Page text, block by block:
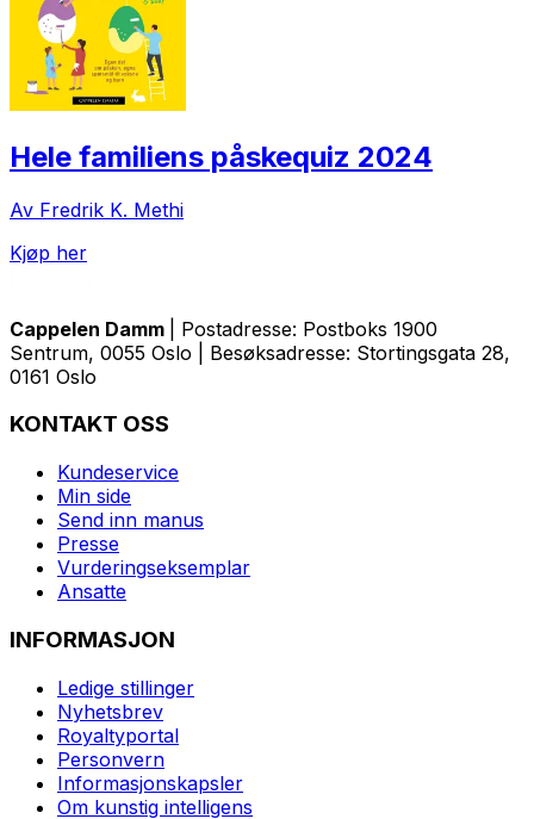
Hele familiens påskequiz 2024
Av Fredrik K. Methi
Kjøp her
Cappelen Damm
| Postadresse: Postboks 1900
Sentrum, 0055 Oslo | Besøksadresse: Stortingsgata 28,
0161 Oslo
KONTAKT OSS
Kundeservice
Min side
Send inn manus
Presse
Vurderingseksemplar
Ansatte
INFORMASJON
Ledige stillinger
Nyhetsbrev
Royaltyportal
Personvern
Informasjonskapsler
Om kunstig intelligens